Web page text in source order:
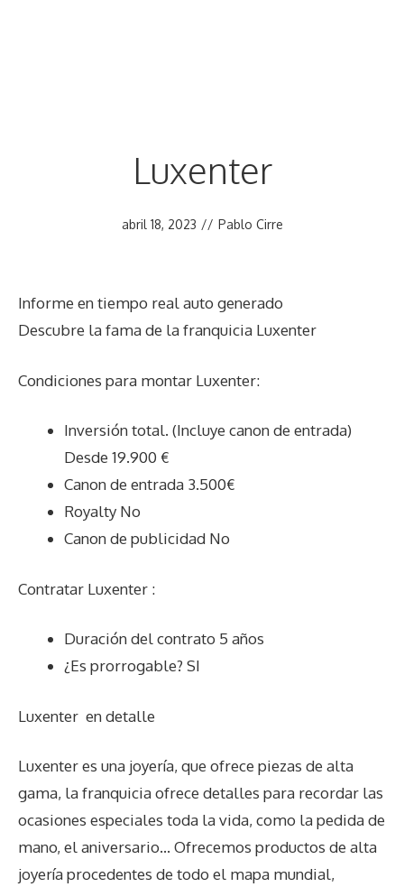
Luxenter
abril 18, 2023 // Pablo Cirre
Informe en tiempo real auto generado
Descubre la fama de la franquicia Luxenter
Condiciones para montar Luxenter:
Inversión total. (Incluye canon de entrada)
Desde 19.900 €
Canon de entrada 3.500€
Royalty No
Canon de publicidad No
Contratar Luxenter :
Duración del contrato 5 años
¿Es prorrogable? SI
Luxenter en detalle
Luxenter es una joyería, que ofrece piezas de alta
gama, la franquicia ofrece detalles para recordar las
ocasiones especiales toda la vida, como la pedida de
mano, el aniversario… Ofrecemos productos de alta
joyería procedentes de todo el mapa mundial,